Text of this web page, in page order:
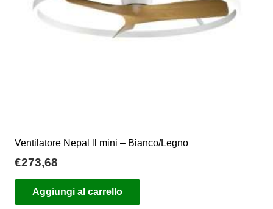
Ventilatore Nepal ll mini – Bianco/Legno
€273,68
Aggiungi al carrello